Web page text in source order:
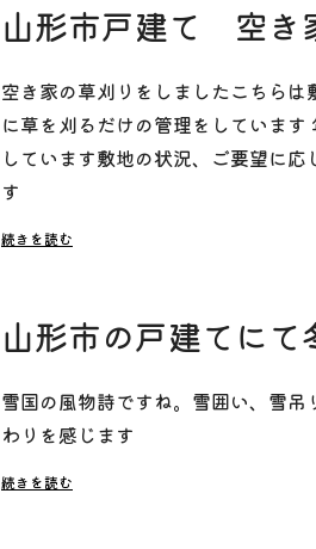
山形市戸建て 空
空き家の草刈りをしましたこちらは
に草を刈るだけの管理をしています
しています敷地の状況、ご要望に
す
続きを読む
山形市の戸建てにて
雪国の風物詩ですね。雪囲い、雪吊
わりを感じます
続きを読む